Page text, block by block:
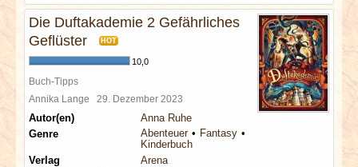
Die Duftakademie 2 Gefährliches
Geflüster
HOT
10,0
Buch-Tipps
Annika Lange 29. Dezember 2023
Autor(en)
Anna Ruhe
Genre
Abenteuer
Fantasy
Kinderbuch
Verlag
Arena